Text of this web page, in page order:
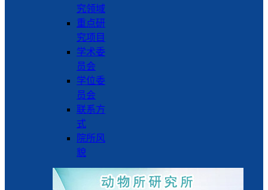
究领域
重点研
究项目
学术委
员会
学位委
员会
联系方
式
院所风
貌